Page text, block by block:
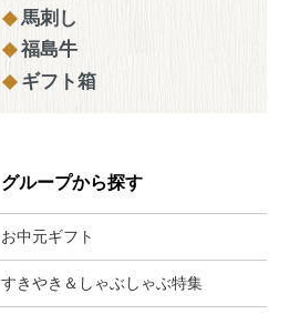
馬刺し
福島牛
ギフト箱
グループから探す
お中元ギフト
すきやき＆しゃぶしゃぶ特集